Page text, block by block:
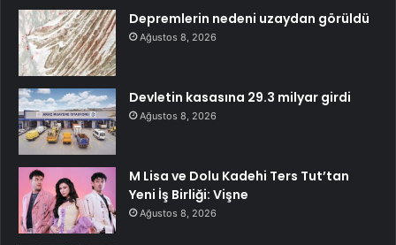
Depremlerin nedeni uzaydan görüldü
Ağustos 8, 2026
Devletin kasasına 29.3 milyar girdi
Ağustos 8, 2026
M Lisa ve Dolu Kadehi Ters Tut’tan
Yeni İş Birliği: Vişne
Ağustos 8, 2026